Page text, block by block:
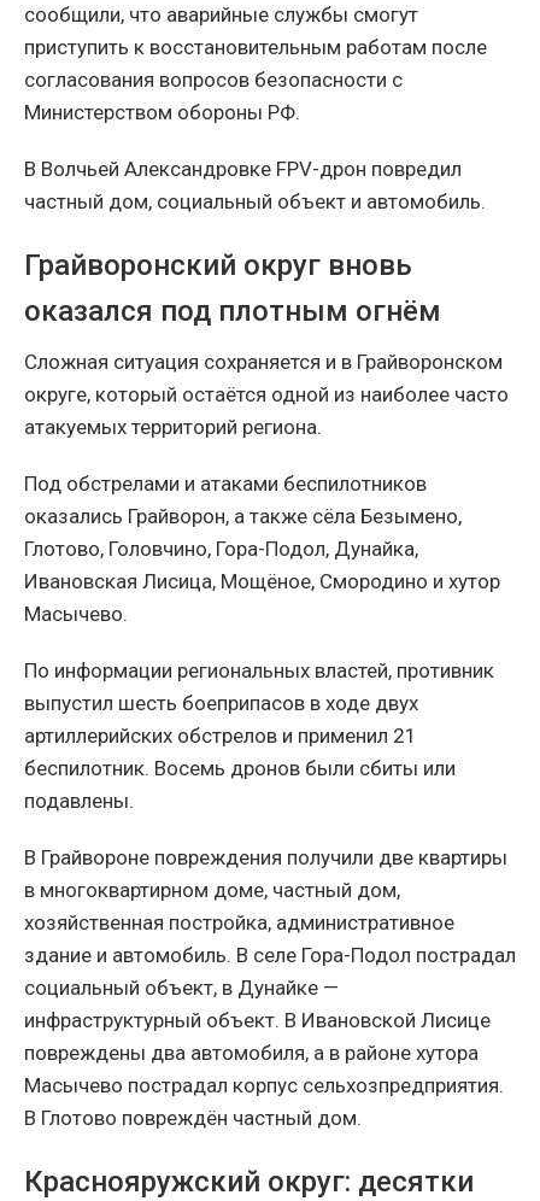
сообщили, что аварийные службы смогут
приступить к восстановительным работам после
согласования вопросов безопасности с
Министерством обороны РФ.
В Волчьей Александровке FPV-дрон повредил
частный дом, социальный объект и автомобиль.
Грайворонский округ вновь
оказался под плотным огнём
Сложная ситуация сохраняется и в Грайворонском
округе, который остаётся одной из наиболее часто
атакуемых территорий региона.
Под обстрелами и атаками беспилотников
оказались Грайворон, а также сёла Безымено,
Глотово, Головчино, Гора-Подол, Дунайка,
Ивановская Лисица, Мощёное, Смородино и хутор
Масычево.
По информации региональных властей, противник
выпустил шесть боеприпасов в ходе двух
артиллерийских обстрелов и применил 21
беспилотник. Восемь дронов были сбиты или
подавлены.
В Грайвороне повреждения получили две квартиры
в многоквартирном доме, частный дом,
хозяйственная постройка, административное
здание и автомобиль. В селе Гора-Подол пострадал
социальный объект, в Дунайке —
инфраструктурный объект. В Ивановской Лисице
повреждены два автомобиля, а в районе хутора
Масычево пострадал корпус сельхозпредприятия.
В Глотово повреждён частный дом.
Краснояружский округ: десятки